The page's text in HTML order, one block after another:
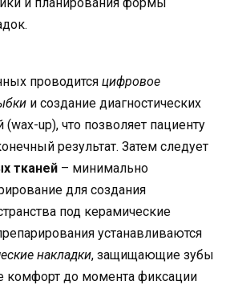
и планирования формы
проводится цифровое
и создание диагностических
up), что позволяет пациенту
результат. Затем следует
тканей – минимально
для создания
под керамические
устанавливаются
накладки, защищающие зубы
комфорт до момента фиксации